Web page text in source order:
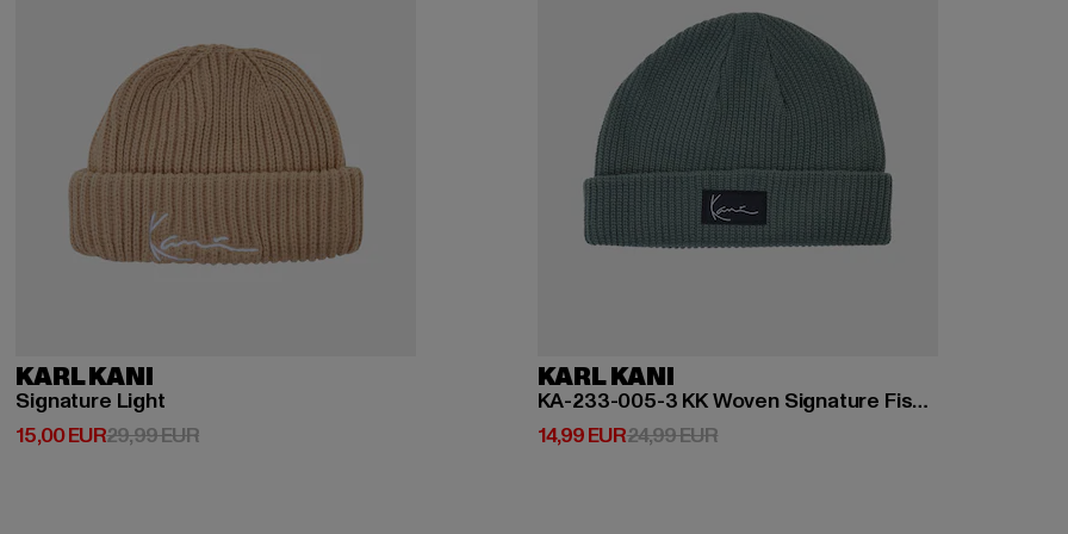
KARL KANI
Signature Light
15,00 EUR
Derzeitiger Preis: 15,00 EUR
29,99 EURAktionspreis: 29,99 EUR
KARL KANI
KA-233-005-3 KK Woven Signature Fisherman Beanie
14,99 EUR
Derzeitiger Preis: 14,99 EUR
24,99 EURAktionspreis: 24,99 EUR